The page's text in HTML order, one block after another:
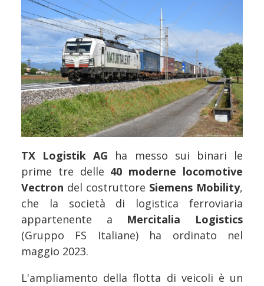
TX Logistik AG ha messo sui binari le
prime tre delle 40 moderne locomotive
Vectron del costruttore Siemens Mobility,
che la società di logistica ferroviaria
appartenente a Mercitalia Logistics
(Gruppo FS Italiane) ha ordinato nel
maggio 2023.
L'ampliamento della flotta di veicoli è un